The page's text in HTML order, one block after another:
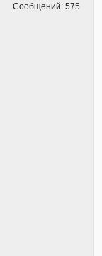
Сообщений: 575